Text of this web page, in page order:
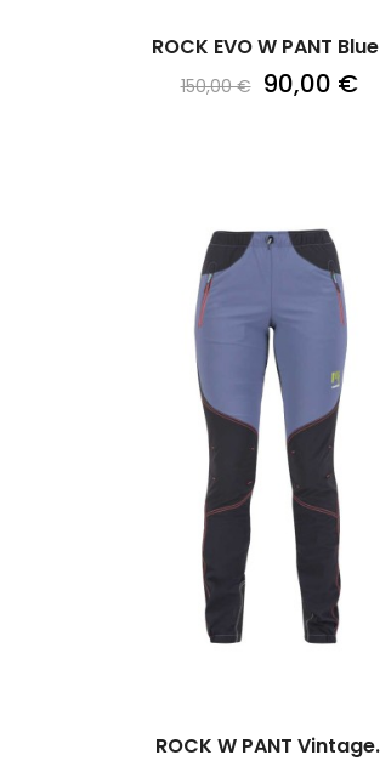
ROCK EVO W PANT
150,00 € 90,00 €
ROCK W PANT